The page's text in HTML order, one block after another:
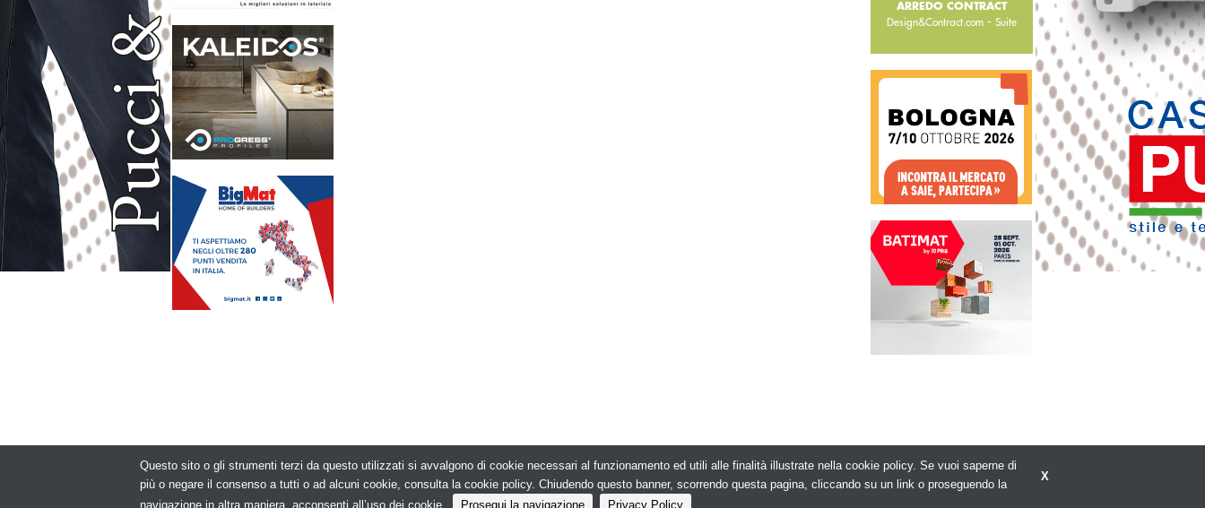
ARREDO CONTRACT
Design&Contract.com -Suite
© Copyright 2026. Edilizia in Rete - N.ro Iscrizione ROC 5836 -Privacy policy X
Questo sito o gli strumenti terzi da questo utilizzati si avvalgono di cookie necessari al funzionamento ed utili alle finalità illustrate nella cookie policy. Se vuoi saperne di
più o negare il consenso a tutti o ad alcuni cookie, consulta la cookie policy. Chiudendo questo banner, scorrendo questa pagina, cliccando su un link o proseguendo la
navigazione in altra maniera, acconsenti all’uso dei cookie.
Prosegui la navigazione Privacy Policy